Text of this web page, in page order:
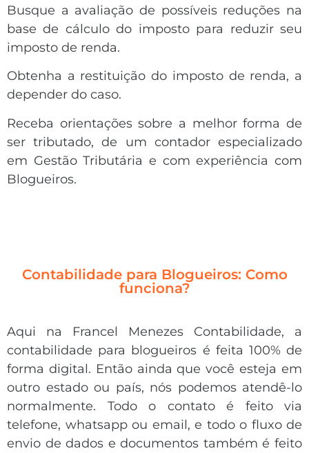
Busque a avaliação de possíveis reduções na
base de cálculo do imposto para reduzir seu
imposto de renda.
Obtenha a restituição do imposto de renda, a
depender do caso.
Receba orientações sobre a melhor forma de
ser tributado, de um contador especializado
em Gestão Tributária e com experiência com
Blogueiros.
Contabilidade para Blogueiros: Como
funciona?
Aqui na Francel Menezes Contabilidade, a
contabilidade para blogueiros é feita 100% de
forma digital. Então ainda que você esteja em
outro estado ou país, nós podemos atendê-lo
normalmente. Todo o contato é feito via
telefone, whatsapp ou email, e todo o fluxo de
envio de dados e documentos também é feito